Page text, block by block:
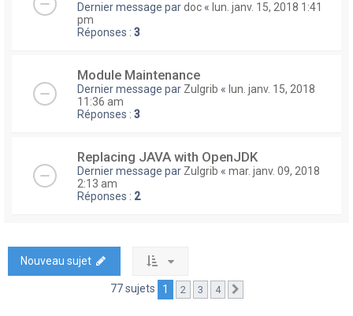
Dernier message pardoc « lun. janv. 15, 2018 1:41
pm
Réponses : 3
Module Maintenance
Dernier message par Zulgrib « lun. janv. 15, 2018
11:36 am
Réponses : 3
Replacing JAVA with OpenJDK
Dernier message par Zulgrib « mar. janv. 09, 2018
2:13 am
Réponses : 2
Nouveau sujet
77 sujets 1 2 3 4